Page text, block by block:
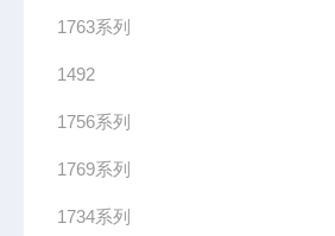
1763系列
1492
1756系列
1769系列
1734系列